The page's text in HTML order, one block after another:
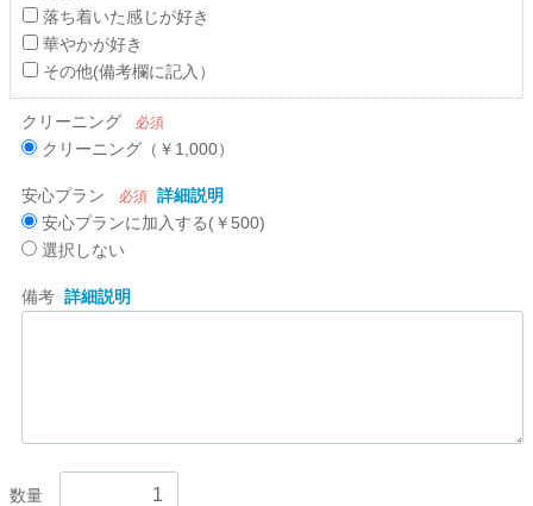
落ち着いた感じが好き
華やかが好き
その他(備考欄に記入）
クリーニング 必須
クリーニング（￥1,000）
安心プラン 必須 詳細説明
安心プランに加入する(￥500)
選択しない
備考 詳細説明
数量